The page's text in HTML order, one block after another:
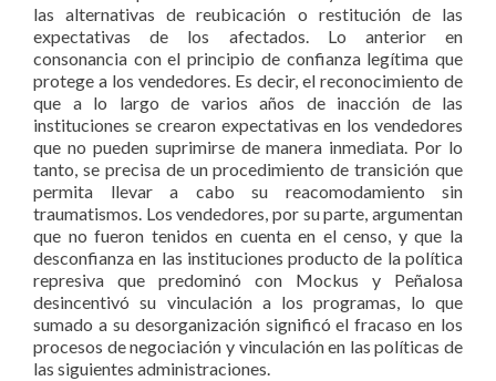
las alternativas de reubicación o restitución de las
expectativas de los afectados. Lo anterior en
consonancia con el principio de confianza legítima que
protege a los vendedores. Es decir, el reconocimiento de
que a lo largo de varios años de inacción de las
instituciones se crearon expectativas en los vendedores
que no pueden suprimirse de manera inmediata. Por lo
tanto, se precisa de un procedimiento de transición que
permita llevar a cabo su reacomodamiento sin
traumatismos. Los vendedores, por su parte, argumentan
que no fueron tenidos en cuenta en el censo, y que la
desconfianza en las instituciones producto de la política
represiva que predominó con Mockus y Peñalosa
desincentivó su vinculación a los programas, lo que
sumado a su desorganización significó el fracaso en los
procesos de negociación y vinculación en las políticas de
las siguientes administraciones.